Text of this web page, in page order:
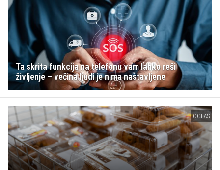
Ta skrita funkcija na telefonu vam lahko reši
življenje – večina ljudi je nima nastavljene
OGLAS